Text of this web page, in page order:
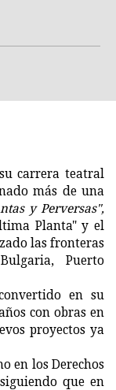
carrera teatral
más de una
y Perversas",
Planta" y el
las fronteras
Puerto
en su
con obras en
proyectos ya
en los Derechos
que en